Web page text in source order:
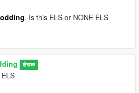
. Is this ELS or NONE ELS
लेखक